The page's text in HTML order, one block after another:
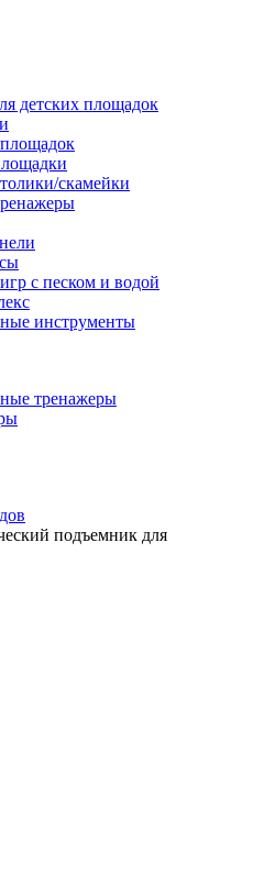
детских площадок
скамейки
с песком и водой
инструменты
тренажеры
подъемник для